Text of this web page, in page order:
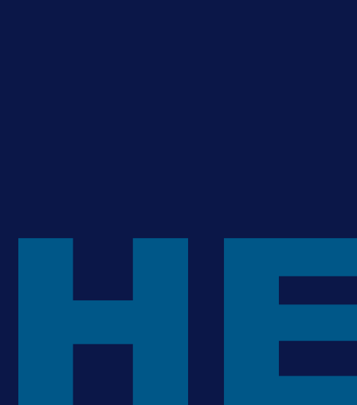
je Barbarez rekao o transferu